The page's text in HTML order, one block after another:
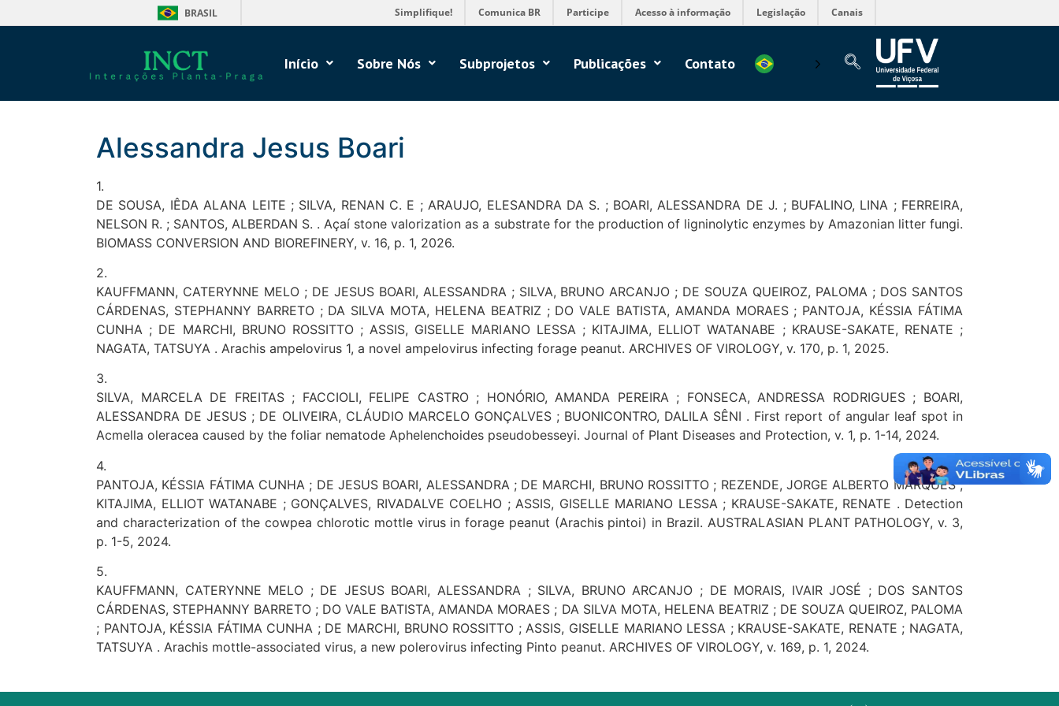
BRASIL Simplifique! Comunica BR Participe Acesso à informação Legislação Canais
Início Sobre Nós Subprojetos Publicações Contato
Alessandra Jesus Boari
1.
DE SOUSA, IÊDA ALANA LEITE ; SILVA, RENAN C. E ; ARAUJO, ELESANDRA DA S. ; BOARI, ALESSANDRA DE J. ; BUFALINO, LINA ; FERREIRA,
NELSON R. ; SANTOS, ALBERDAN S. . Açaí stone valorization as a substrate for the production of ligninolytic enzymes by Amazonian litter fungi.
BIOMASS CONVERSION AND BIOREFINERY, v. 16, p. 1, 2026.
2.
KAUFFMANN, CATERYNNE MELO ; DE JESUS BOARI, ALESSANDRA ; SILVA, BRUNO ARCANJO ; DE SOUZA QUEIROZ, PALOMA ; DOS SANTOS
CÁRDENAS, STEPHANNY BARRETO ; DA SILVA MOTA, HELENA BEATRIZ ; DO VALE BATISTA, AMANDA MORAES ; PANTOJA, KÉSSIA FÁTIMA
CUNHA ; DE MARCHI, BRUNO ROSSITTO ; ASSIS, GISELLE MARIANO LESSA ; KITAJIMA, ELLIOT WATANABE ; KRAUSE-SAKATE, RENATE ;
NAGATA, TATSUYA . Arachis ampelovirus 1, a novel ampelovirus infecting forage peanut. ARCHIVES OF VIROLOGY, v. 170, p. 1, 2025.
3.
SILVA, MARCELA DE FREITAS ; FACCIOLI, FELIPE CASTRO ; HONÓRIO, AMANDA PEREIRA ; FONSECA, ANDRESSA RODRIGUES ; BOARI,
ALESSANDRA DE JESUS ; DE OLIVEIRA, CLÁUDIO MARCELO GONÇALVES ; BUONICONTRO, DALILA SÊNI . First report of angular leaf spot in
Acmella oleracea caused by the foliar nematode Aphelenchoides pseudobesseyi. Journal of Plant Diseases and Protection, v. 1, p. 1-14, 2024.
4.
PANTOJA, KÉSSIA FÁTIMA CUNHA ; DE JESUS BOARI, ALESSANDRA ; DE MARCHI, BRUNO ROSSITTO ; REZENDE, JORGE ALBERTO MARQUES ;
KITAJIMA, ELLIOT WATANABE ; GONÇALVES, RIVADALVE COELHO ; ASSIS, GISELLE MARIANO LESSA ; KRAUSE-SAKATE, RENATE . Detection
and characterization of the cowpea chlorotic mottle virus in forage peanut (Arachis pintoi) in Brazil. AUSTRALASIAN PLANT PATHOLOGY, v. 3,
p. 1-5, 2024.
5.
KAUFFMANN, CATERYNNE MELO ; DE JESUS BOARI, ALESSANDRA ; SILVA, BRUNO ARCANJO ; DE MORAIS, IVAIR JOSÉ ; DOS SANTOS
CÁRDENAS, STEPHANNY BARRETO ; DO VALE BATISTA, AMANDA MORAES ; DA SILVA MOTA, HELENA BEATRIZ ; DE SOUZA QUEIROZ, PALOMA
; PANTOJA, KÉSSIA FÁTIMA CUNHA ; DE MARCHI, BRUNO ROSSITTO ; ASSIS, GISELLE MARIANO LESSA ; KRAUSE-SAKATE, RENATE ; NAGATA,
TATSUYA . Arachis mottle-associated virus, a new polerovirus infecting Pinto peanut. ARCHIVES OF VIROLOGY, v. 169, p. 1, 2024.